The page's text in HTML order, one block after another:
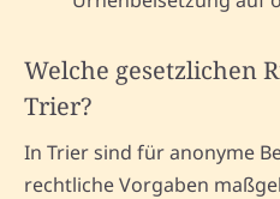
Welche gesetzlichen
Trier?
In Trier sind für anonyme
rechtliche Vorgaben